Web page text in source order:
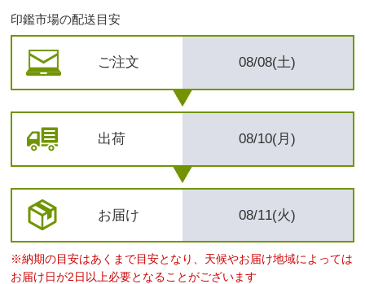
印鑑市場の配送目安
ご注文 08/08(土)
出荷 08/10(月)
お届け 08/11(火)
※納期の目安はあくまで目安となり、天候やお届け地域によっては
お届け日が2日以上必要となることがございます